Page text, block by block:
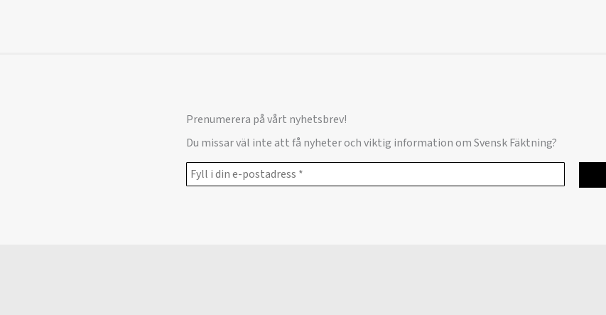
Prenumerera på vårt nyhetsbrev!
Du missar väl inte att få nyheter och viktig information om Svensk Fäktning?